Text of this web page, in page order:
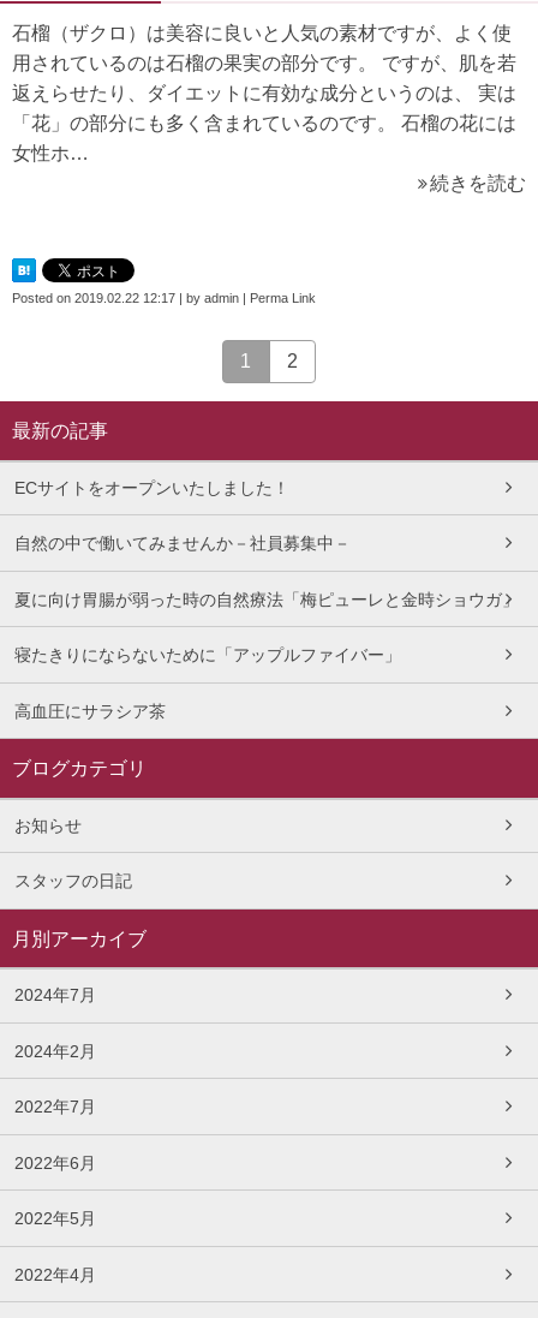
石榴（ザクロ）は美容に良いと人気の素材ですが、よく使
用されているのは石榴の果実の部分です。 ですが、肌を若
返えらせたり、ダイエットに有効な成分というのは、 実は
「花」の部分にも多く含まれているのです。 石榴の花には
女性ホ…
続きを読む
Posted on 2019.02.22 12:17 | by admin | Perma Link
1 2
最新の記事
ECサイトをオープンいたしました！
自然の中で働いてみませんか－社員募集中－
夏に向け胃腸が弱った時の自然療法「梅ピューレと金時ショウガ」
寝たきりにならないために「アップルファイバー」
高血圧にサラシア茶
ブログカテゴリ
お知らせ
スタッフの日記
月別アーカイブ
2024年7月
2024年2月
2022年7月
2022年6月
2022年5月
2022年4月